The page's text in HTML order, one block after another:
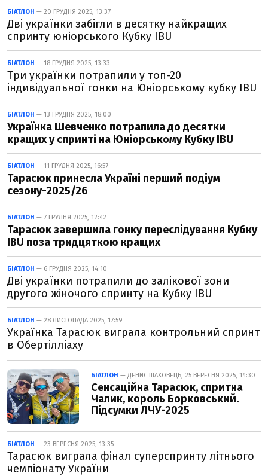
БІАТЛОН — 20 ГРУДНЯ 2025, 13:37
Дві українки забігли в десятку найкращих
спринту юніорського Кубку IBU
БІАТЛОН — 18 ГРУДНЯ 2025, 13:33
Три українки потрапили у топ-20
індивідуальної гонки на Юніорському кубку IBU
БІАТЛОН — 13 ГРУДНЯ 2025, 18:00
Українка Шевченко потрапила до десятки
кращих у спринті на Юніорському Кубку IBU
БІАТЛОН — 11 ГРУДНЯ 2025, 16:57
Тарасюк принесла Україні перший подіум
сезону-2025/26
БІАТЛОН — 7 ГРУДНЯ 2025, 12:42
Тарасюк завершила гонку переслідування Кубку
IBU поза тридцяткою кращих
БІАТЛОН — 6 ГРУДНЯ 2025, 14:10
Дві українки потрапили до залікової зони
другого жіночого спринту на Кубку IBU
БІАТЛОН — 28 ЛИСТОПАДА 2025, 17:59
Українка Тарасюк виграла контрольний спринт
в Обертілліаху
БІАТЛОН — ДЕНИС ШАХОВЕЦЬ, 25 ВЕРЕСНЯ 2025, 14:30
Сенсаційна Тарасюк, спритна
Чалик, король Борковський.
Підсумки ЛЧУ-2025
БІАТЛОН — 23 ВЕРЕСНЯ 2025, 13:35
Тарасюк виграла фінал суперспринту літнього
чемпіонату України